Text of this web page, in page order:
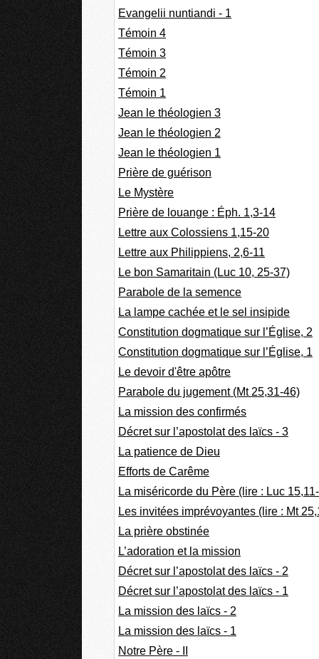
Evangelii nuntiandi - 1
Témoin 4
Témoin 3
Témoin 2
Témoin 1
Jean le théologien 3
Jean le théologien 2
Jean le théologien 1
Prière de guérison
Le Mystère
Prière de louange : Éph. 1,3-14
Lettre aux Colossiens 1,15-20
Lettre aux Philippiens, 2,6-11
Le bon Samaritain (Luc 10, 25-37)
Parabole de la semence
La lampe cachée et le sel insipide
Constitution dogmatique sur l’Église, 2
Constitution dogmatique sur l’Église, 1
Le devoir d'être apôtre
Parabole du jugement (Mt 25,31-46)
La mission des confirmés
Décret sur l’apostolat des laïcs - 3
La patience de Dieu
Efforts de Carême
La miséricorde du Père (lire : Luc
Les invitées imprévoyantes (lire : Mt
La prière obstinée
L’adoration et la mission
Décret sur l’apostolat des laïcs - 2
Décret sur l’apostolat des laïcs - 1
La mission des laïcs - 2
La mission des laïcs - 1
Notre Père - II